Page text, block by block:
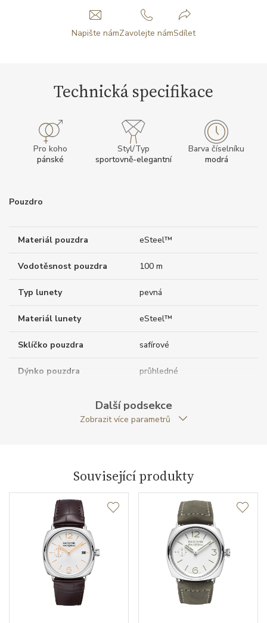
Napište námZavolejte námSdílet
Technická specifikace
Pro koho
pánské
Styl/Typ
sportovně-elegantní
Barva číselníku
modrá
Pouzdro
Materiál pouzdra eSteel™
Vodotěsnost pouzdra 100 m
Typ lunety pevná
Materiál lunety eSteel™
Sklíčko pouzdra safírové
Dýnko pouzdra průhledné
Materiál korunky nerezová ocel
Typ strojku P.5000 Panerai
Rezerva chodu strojku
Kalibr strojku ruční nátah
Kameny strojku
Další podsekce
Zobrazit více parametrů
Související produkty